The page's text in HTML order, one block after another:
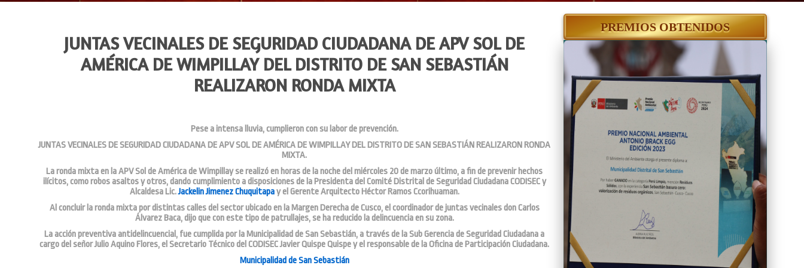
JUNTAS VECINALES DE SEGURIDAD CIUDADANA DE APV SOL DE
AMÉRICA DE WIMPILLAY DEL DISTRITO DE SAN SEBASTIÁN
REALIZARON RONDA MIXTA
Pese a intensa lluvia, cumplieron con su labor de prevención.
JUNTAS VECINALES DE SEGURIDAD CIUDADANA DE APV SOL DE AMÉRICA DE WIMPILLAY DEL DISTRITO DE SAN SEBASTIÁN REALIZARON RONDA
MIXTA.
La ronda mixta en la APV Sol de América de Wimpillay se realizó en horas de la noche del miércoles 20 de marzo último, a fin de prevenir hechos
ilícitos, como robos asaltos y otros, dando cumplimiento a disposiciones de la Presidenta del Comité Distrital de Seguridad Ciudadana CODISEC y
Alcaldesa Lic.Jackelin Jimenez Chuquitapa y el Gerente Arquitecto Héctor Ramos Ccorihuaman.
Al concluir la ronda mixta por distintas calles del sector ubicado en la Margen Derecha de Cusco, el coordinador de juntas vecinales don Carlos
Álvarez Baca, dijo que con este tipo de patrullajes, se ha reducido la delincuencia en su zona.
La acción preventiva antidelincuencial, fue cumplida por la Municipalidad de San Sebastián, a través de la Sub Gerencia de Seguridad Ciudadana a
cargo del señor Julio Aquino Flores, el Secretario Técnico del CODISEC Javier Quispe Quispe y el responsable de la Oficina de Participación Ciudadana.
Municipalidad de San Sebastián
PREMIOS OBTENIDOS